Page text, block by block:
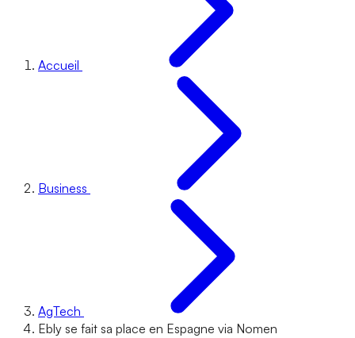
Accueil
Business
AgTech
Ebly se fait sa place en Espagne via Nomen